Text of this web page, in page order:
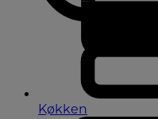
Køkken